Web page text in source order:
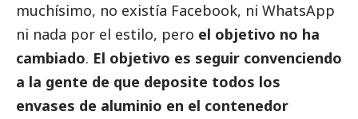
muchísimo, no existía Facebook, ni WhatsApp
ni nada por el estilo, pero el objetivo no ha
cambiado. El objetivo es seguir convenciendo
a la gente de que deposite todos los
envases de aluminio en el contenedor